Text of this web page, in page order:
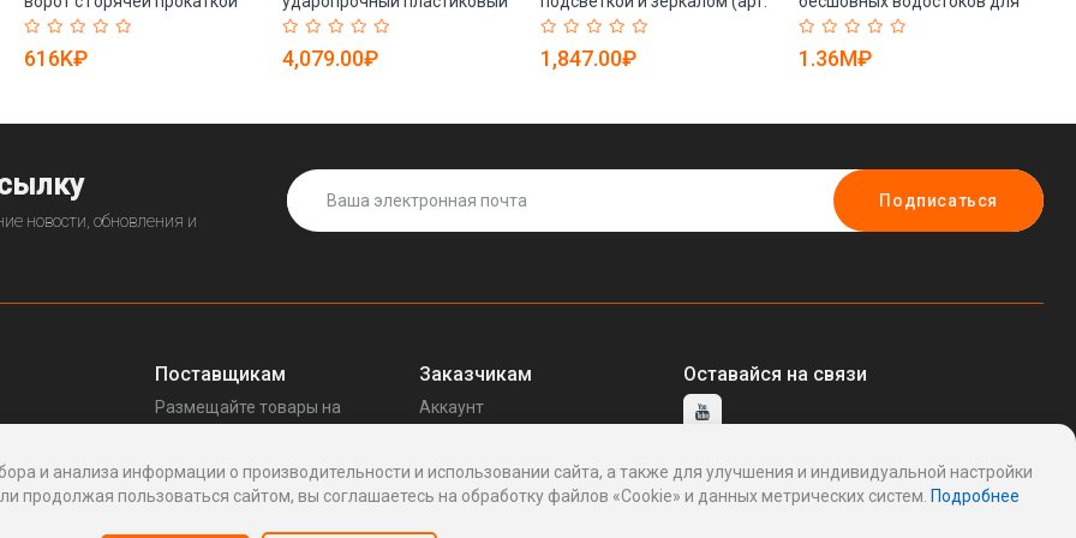
(арт. 25-18080154)
616K₽
(арт. 25-19082404)
4,079.00₽
25-19082662)
1,847.00₽
домов (арт. 25-18080096)
1.36M₽
новости, обновления и
Подписаться
Поставщикам
Размещайте товары на
Как это работает
Заказчикам
Аккаунт
Написать поставщику
Оставайся на связи
и анализа информации о производительности и использовании сайта, а также для улучшения и индивидуальной настройки
пользоваться сайтом, вы соглашаетесь на обработку файлов «Cookie» и данных метрических систем. Подробнее